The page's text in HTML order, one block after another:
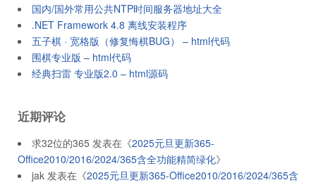
国内/国外常用公共NTP时间服务器地址大全
.NET Framework 4.8 离线安装程序
五子棋 · 宽格版（修复悔棋BUG） – html代码
围棋专业版 – html代码
经典扫雷 专业版2.0 – html源码
近期评论
求32位的365 发表在《2025元旦更新365-
Office2010/2016/2024/365含全功能精简绿化》
jak 发表在《2025元旦更新365-Office2010/2016/2024/365含